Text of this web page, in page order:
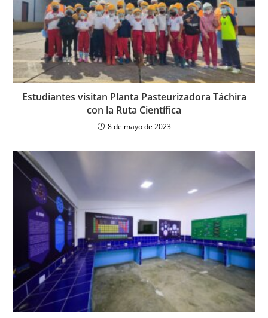
Estudiantes visitan Planta Pasteurizadora Táchira
con la Ruta Científica
8 de mayo de 2023